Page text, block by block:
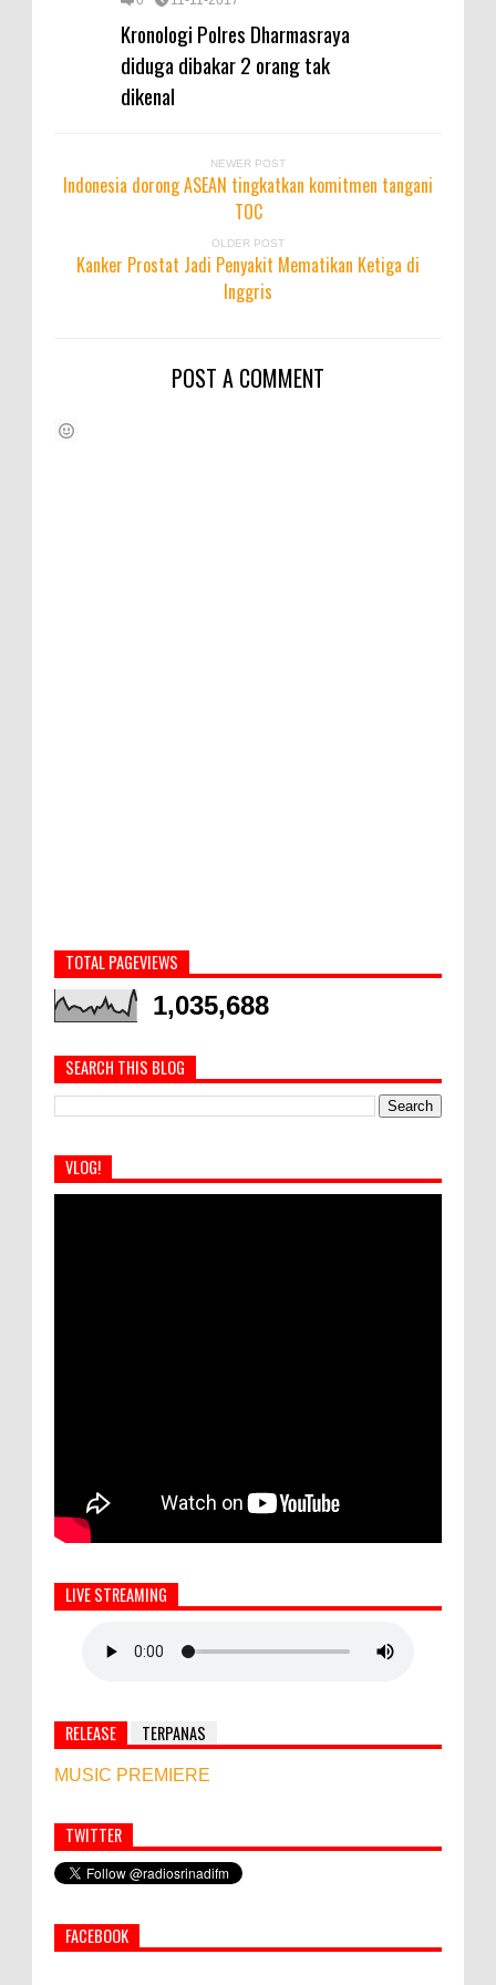
Kronologi Polres Dharmasraya
diduga dibakar 2 orang tak
dikenal
NEWER POST
Indonesia dorong ASEAN tingkatkan komitmen tangani
TOC
OLDER POST
Kanker Prostat Jadi Penyakit Mematikan Ketiga di
Inggris
POST A COMMENT
TOTAL PAGEVIEWS
1,035,688
SEARCH THIS BLOG
VLOG!
LIVE STREAMING
RELEASE TERPANAS
MUSIC PREMIERE
Simbol Persahabatan, RI Bangun Islamic Centre di
Afghanistan
PEMKAB KLUNGKUNG GELAR PASAR
TWITTER
FACEBOOK